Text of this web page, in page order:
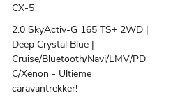
CX-5
2.0 SkyActiv-G 165 TS+ 2WD |
Deep Crystal Blue |
Cruise/Bluetooth/Navi/LMV/PD
C/Xenon - Ultieme
caravantrekker!